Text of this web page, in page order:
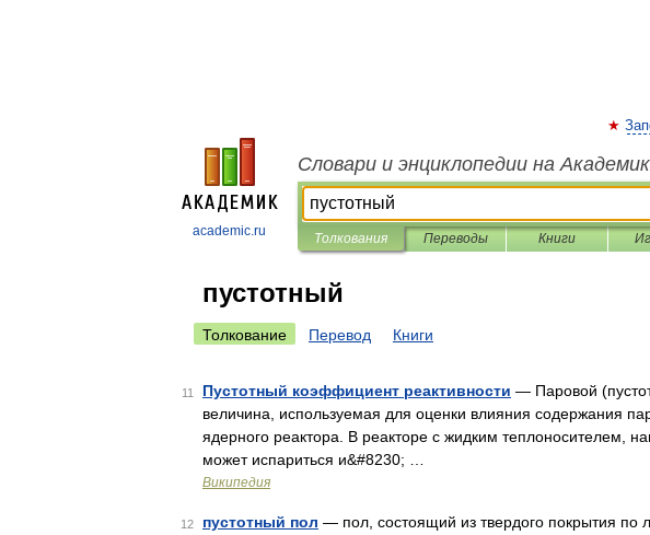
academic.ru
Словари и энциклопедии на
Толкования Переводы Книги
пустотный
Толкование Перевод Книги
11 Пустотный коэффициент реактивности — Паровой
величина, используемая для оценки влияния содержания
ядерного реактора. В реакторе с жидким теплоносителем,
может испариться и&#8230; …
Википедия
12 пустотный пол — пол, состоящий из твердого покрытия по